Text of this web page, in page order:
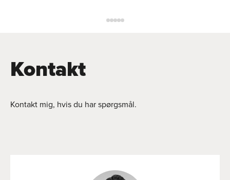
Kontakt
Kontakt mig, hvis du har spørgsmål.